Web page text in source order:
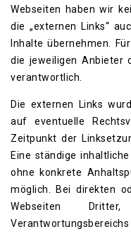
Webseiten haben wir
die „externen Links“
Inhalte übernehmen.
die jeweiligen Anbieter
verantwortlich.
Die externen Links
auf eventuelle
Zeitpunkt der
Eine ständige
ohne konkrete
möglich. Bei direkten
Webseiten